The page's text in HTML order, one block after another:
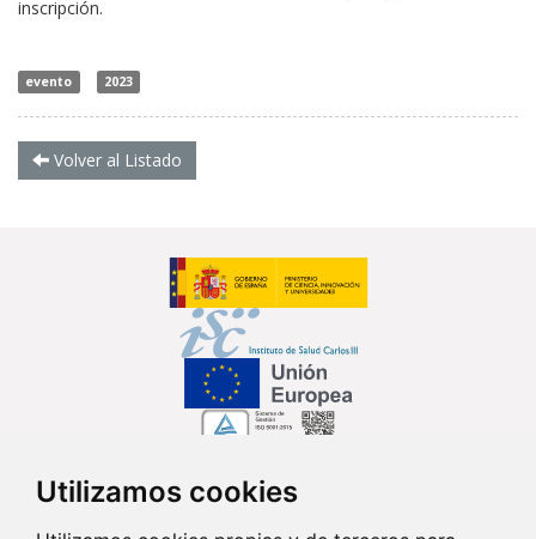
Utilizamos cookies
inscripción.
evento 2023
Volver al Listado
Síguenos en...